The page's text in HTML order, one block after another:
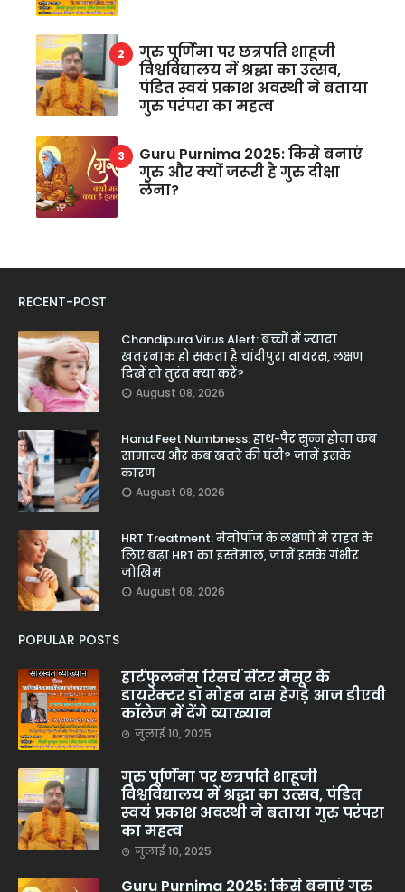
गुरु पूर्णिमा पर छत्रपति शाहूजी
विश्वविद्यालय में श्रद्धा का उत्सव,
पंडित स्वयं प्रकाश अवस्थी ने बताया
गुरु परंपरा का महत्व
Guru Purnima 2025: किसे बनाएं
गुरु और क्यों जरूरी है गुरु दीक्षा
लेना?
RECENT-POST
Chandipura Virus Alert: बच्चों में ज्यादा
खतरनाक हो सकता है चांदीपुरा वायरस, लक्षण
दिखें तो तुरंत क्या करें?
August 08, 2026
Hand Feet Numbness: हाथ-पैर सुन्न होना कब
सामान्य और कब खतरे की घंटी? जानें इसके
कारण
August 08, 2026
HRT Treatment: मेनोपॉज के लक्षणों में राहत के
लिए बढ़ा HRT का इस्तेमाल, जानें इसके गंभीर
जोखिम
August 08, 2026
POPULAR POSTS
हार्टफुलनेस रिसर्च सेंटर मैसूर के
डायरेक्टर डॉ मोहन दास हेगड़े आज डीएवी
कॉलेज में देंगे व्याख्यान
जुलाई 10, 2025
गुरु पूर्णिमा पर छत्रपति शाहूजी
विश्वविद्यालय में श्रद्धा का उत्सव, पंडित
स्वयं प्रकाश अवस्थी ने बताया गुरु परंपरा
का महत्व
जुलाई 10, 2025
Guru Purnima 2025: किसे बनाएं गुरु